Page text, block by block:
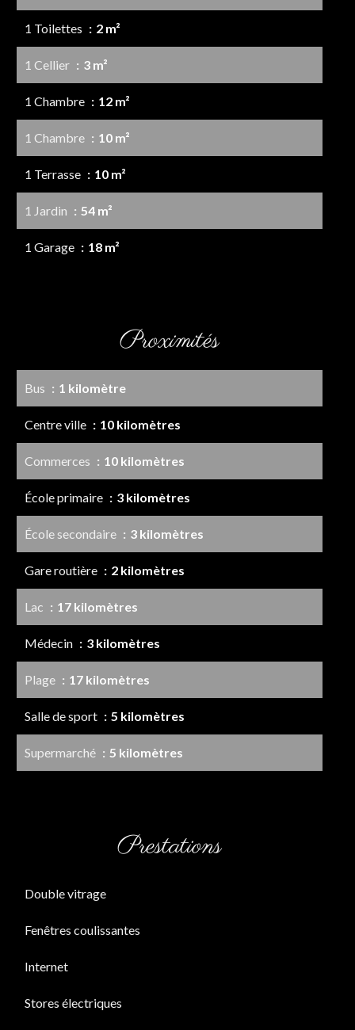
1 Toilettes 2 m²
1 Cellier 3 m²
1 Chambre 12 m²
1 Chambre 10 m²
1 Terrasse 10 m²
1 Jardin 54 m²
1 Garage 18 m²
Proximités
Bus 1 kilomètre
Centre ville 10 kilomètres
Commerces 10 kilomètres
École primaire 3 kilomètres
École secondaire 3 kilomètres
Gare routière 2 kilomètres
Lac 17 kilomètres
Médecin 3 kilomètres
Plage 17 kilomètres
Salle de sport 5 kilomètres
Supermarché 5 kilomètres
Prestations
Double vitrage
Fenêtres coulissantes
Internet
Stores électriques